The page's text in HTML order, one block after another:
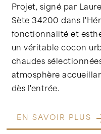
Projet, signé par
Sète 34200 dans
fonctionnalité et
un véritable cocon
chaudes
atmosphère
dès l'entrée.
EN SAVOIR PLUS